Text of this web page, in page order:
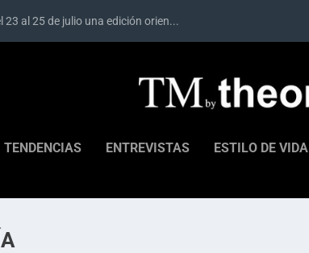
23 al 25 de julio una edición orien...
TENDENCIAS ENTREVISTAS ESTILO DE VIDA